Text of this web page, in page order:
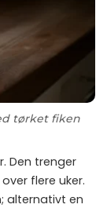
tørket fiken
Den trenger
flere uker.
alternativt en